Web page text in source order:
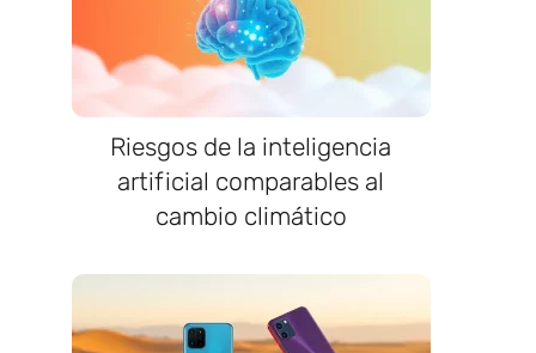
Riesgos de la inteligencia
artificial comparables al
cambio climático